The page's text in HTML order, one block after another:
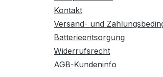
Kontakt
Versand- und
Batterieentsorgung
Widerrufsrecht
AGB-Kundeninfo